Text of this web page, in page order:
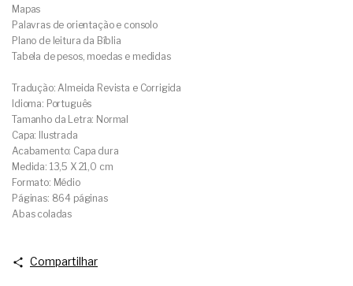
Mapas
Palavras de orientação e consolo
Plano de leitura da Bíblia
Tabela de pesos, moedas e medidas
Tradução: Almeida Revista e Corrigida
Idioma: Português
Tamanho da Letra: Normal
Capa: Ilustrada
Acabamento: Capa dura
Medida: 13,5 X 21,0 cm
Formato: Médio
Páginas: 864 páginas
Abas coladas
Compartilhar